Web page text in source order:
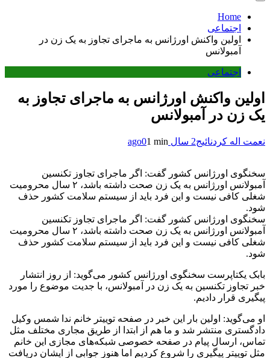
Home
اجتماعی
اولین واکنش اورژانس به ماجرای تجاوز به یک زن در
آمبولانس
اجتماعی
اولین واکنش اورژانس به ماجرای تجاوز به
یک زن در آمبولانس
نعمت اله کردنائیج2 سال ago 01 min
سخنگوی اورژانس کشور گفت: اگر ماجرای تجاوز تکنسین
آمبولانس اورژانس به یک زن صحت داشته باشد، ۲ سال محرومیت
شغلی کافی نیست و این فرد باید از سیستم سلامت کشور حذف
شود.
سخنگوی اورژانس کشور گفت: اگر ماجرای تجاوز تکنسین
آمبولانس اورژانس به یک زن صحت داشته باشد، ۲ سال محرومیت
شغلی کافی نیست و این فرد باید از سیستم سلامت کشور حذف
شود.
بابک یکتاپرست سخنگوی اورژانس کشور می‌گوید: از روز انتشار
خبر تجاوز تکنسین به یک زن در آمبولانس، با جدیت موضوع را مورد
پیگیری قرار دادیم.
او می‌گوید: اولین بار این خبر در صفحه توییتر خانم ندا شمس وکیل
دادگستری منتشر شد و ما هم از ابتدا از طریق مجاری مختلف مثل
تماس، ارسال پیام در صفحه خصوصی شبکه‌های مجازی این خانم
مثل توییتر پیگیری را شروع کردیم اما هنوز جوابی از ایشان دریافت